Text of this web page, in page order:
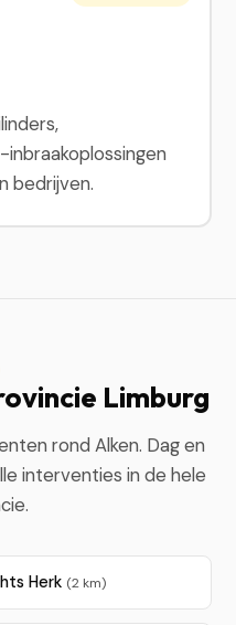
bedrijven.
Limburg
rond Alken. Dag en
interventies in de hele
Herk (2 km)